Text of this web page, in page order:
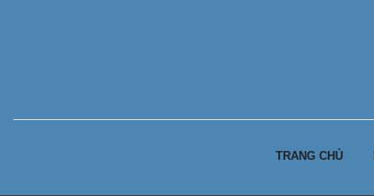
TRANG CHỦ